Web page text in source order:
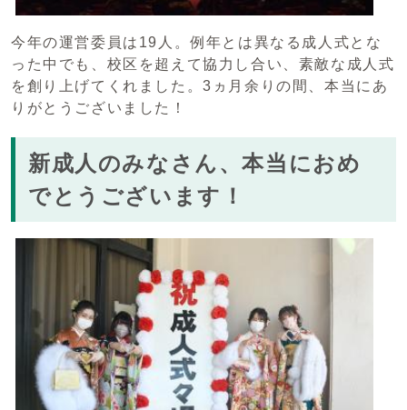
今年の運営委員は19人。例年とは異なる成人式とな
った中でも、校区を超えて協力し合い、素敵な成人式
を創り上げてくれました。3ヵ月余りの間、本当にあ
りがとうございました！
新成人のみなさん、本当におめ
でとうございます！